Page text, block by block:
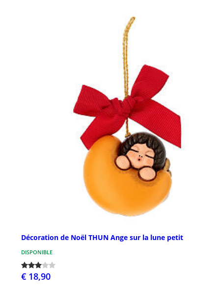
Décoration de Noël THUN Ange sur la lune petit
DISPONIBLE
€ 18,90